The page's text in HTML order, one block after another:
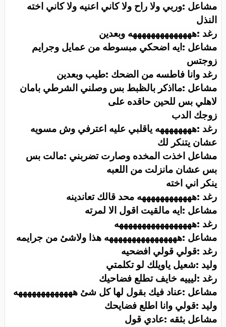
مشاعل :وربي ولا راح ولا كاني اعنيه ولا كاني اخته
النذل
رغد :ههههههههههههههه وبعدين
مشاعل :ايه اضحكي مبسوطه من عمايل وجرايم
زوجتس
رغد وانا فاطسه من الضحك :طيب وبعدين
مشاعل :مااذكر بالظبط بس وصلني الشرطي بامان
لاهلي بس للحين حاقده على
زوجك الدب
رغد :ههههههههه ياقلبي عليه اعترفي وش مسويه
عشان يتنكر لك
مشاعل اخذت المخده وصارت تضربني :مالت بس
بس عشان مانزلت من اللعبه
ينكر اني اخته
رغد :ههههههههههههه محد قالك تعاندينه
مشاعل :ايه مالقيت اقول الا لمرته
رغد :هههههههههههههههههه
مشاعل :ههههههههههههههههه هذا ولاشئ من جرايمه
رغد :قولي قولي افضحيه
وليد :شعيل ياويلك لو تكلمتي
رغد :ليييه خايف تطلع فضاحيك
مشاعل :عناد فيك بقول لها كل شئ هههههههههههههه
وليد :قولي وانا اطلع فضايحك
مشاعل بثقه :عادي قول